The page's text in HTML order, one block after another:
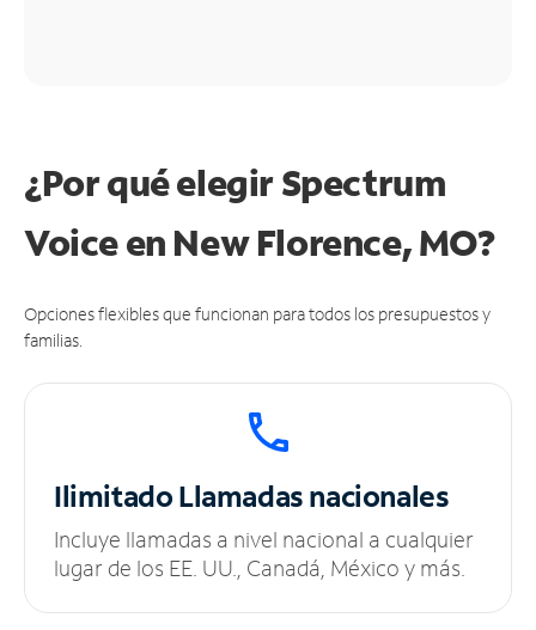
¿Por qué elegir Spectrum
Voice en New Florence, MO?
Opciones flexibles que funcionan para todos los presupuestos y
familias.
IlimitadoLlamadas nacionales
Incluye llamadas a nivel nacional a cualquier
lugar de los EE. UU., Canadá, México y más.